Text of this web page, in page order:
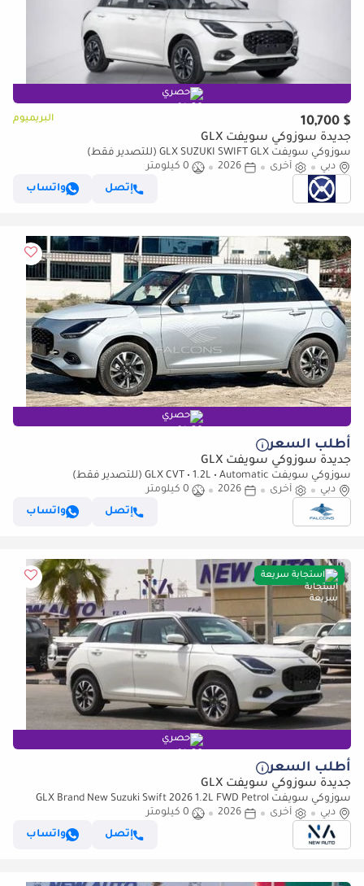
حصري
$ 10,700 البريميوم
جديدة سوزوكي سويفت GLX
سوزوكي سويفت GLX SUZUKI SWIFT GLX (للتصدير فقط)
دبي
أخرى 2026
0 كيلومتر
إتصل
واتساب
حصري
أطلب السعر
جديدة سوزوكي سويفت GLX
سوزوكي سويفت GLX CVT • 1.2L • Automatic (للتصدير فقط)
دبي
أخرى 2026
0 كيلومتر
إتصل
واتساب
استجابة سريعة
حصري
أطلب السعر
جديدة سوزوكي سويفت GLX
سوزوكي سويفت GLX Brand New Suzuki Swift 2026 1.2L FWD Petrol
|White/Black |N-SWI12- P-26 |FOR EXPORT (للتصدير فقط)
دبي أخرى 2026
0 كيلومتر
إتصل
واتساب